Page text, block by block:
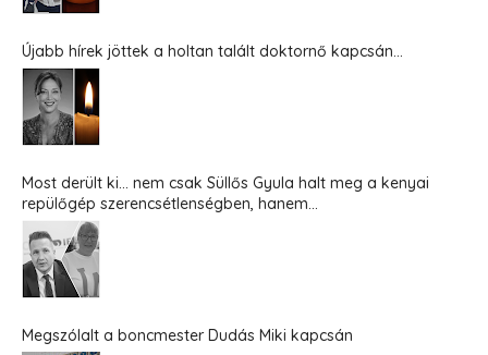
Újabb hírek jöttek a holtan talált doktornő kapcsán...
Most derült ki... nem csak Süllős Gyula halt meg a kenyai
repülőgép szerencsétlenségben, hanem...
Megszólalt a boncmester Dudás Miki kapcsán